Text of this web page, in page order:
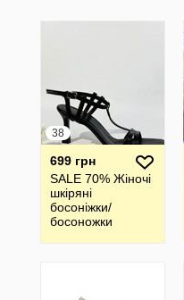
38
699 грн
SALE 70% Жіночі
шкіряні
босоніжки/
босоножки